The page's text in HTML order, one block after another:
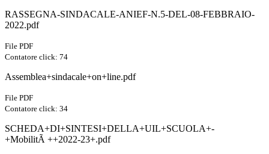
RASSEGNA-SINDACALE-ANIEF-N.5-DEL-08-FEBBRAIO-
2022.pdf
File PDF
Contatore click: 74
Assemblea+sindacale+on+line.pdf
File PDF
Contatore click: 34
SCHEDA+DI+SINTESI+DELLA+UIL+SCUOLA+-
+MobilitÃ ++2022-23+.pdf